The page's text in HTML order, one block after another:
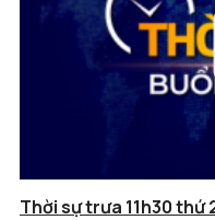
Thời sự trưa 11h30 thứ